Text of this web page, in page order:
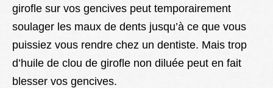
girofle sur vos gencives peut temporairement
soulager les maux de dents jusqu’à ce que vous
puissiez vous rendre chez un dentiste. Mais trop
d’huile de clou de girofle non diluée peut en fait
blesser vos gencives.